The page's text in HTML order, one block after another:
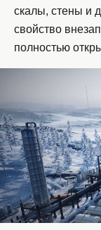
скалы, стены и
свойство
полностью